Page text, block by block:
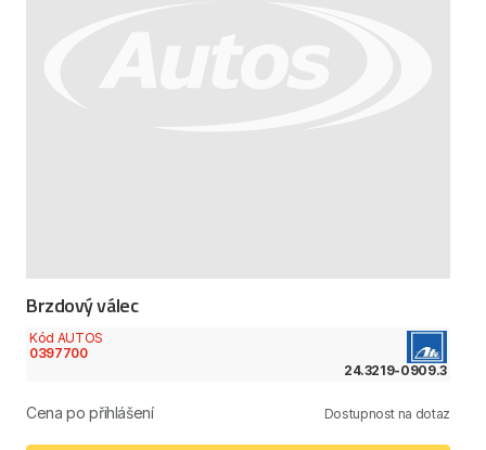
Brzdový válec
Kód AUTOS
0397700
24.3219-0909.3
Cena po přihlášení Dostupnost na dotaz